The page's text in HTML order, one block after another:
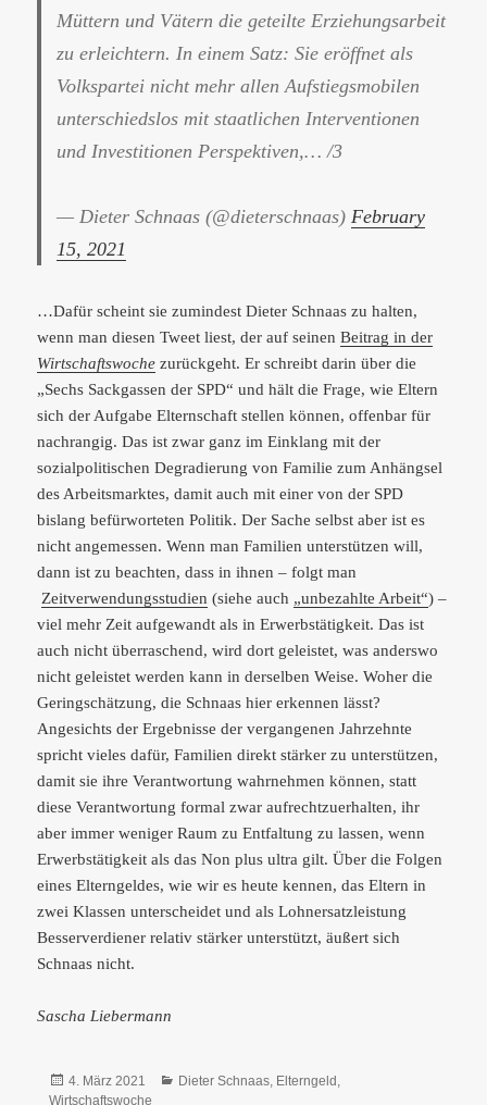
Müttern und Vätern die geteilte Erziehungsarbeit
zu erleichtern. In einem Satz: Sie eröffnet als
Volkspartei nicht mehr allen Aufstiegsmobilen
unterschiedslos mit staatlichen Interventionen
und Investitionen Perspektiven,… /3
— Dieter Schnaas (@dieterschnaas) February
15, 2021
…Dafür scheint sie zumindest Dieter Schnaas zu halten,
wenn man diesen Tweet liest, der auf seinenBeitrag in der
Wirtschaftswoche zurückgeht. Er schreibt darin über die
„Sechs Sackgassen der SPD“ und hält die Frage, wie Eltern
sich der Aufgabe Elternschaft stellen können, offenbar für
nachrangig. Das ist zwar ganz im Einklang mit der
sozialpolitischen Degradierung von Familie zum Anhängsel
des Arbeitsmarktes, damit auch mit einer von der SPD
bislang befürworteten Politik. Der Sache selbst aber ist es
nicht angemessen. Wenn man Familien unterstützen will,
dann ist zu beachten, dass in ihnen – folgt man
Zeitverwendungsstudien (siehe auch „unbezahlte Arbeit“) –
viel mehr Zeit aufgewandt als in Erwerbstätigkeit. Das ist
auch nicht überraschend, wird dort geleistet, was anderswo
nicht geleistet werden kann in derselben Weise. Woher die
Geringschätzung, die Schnaas hier erkennen lässt?
Angesichts der Ergebnisse der vergangenen Jahrzehnte
spricht vieles dafür, Familien direkt stärker zu unterstützen,
damit sie ihre Verantwortung wahrnehmen können, statt
diese Verantwortung formal zwar aufrechtzuerhalten, ihr
aber immer weniger Raum zu Entfaltung zu lassen, wenn
Erwerbstätigkeit als das Non plus ultra gilt. Über die Folgen
eines Elterngeldes, wie wir es heute kennen, das Eltern in
zwei Klassen unterscheidet und als Lohnersatzleistung
Besserverdiener relativ stärker unterstützt, äußert sich
Schnaas nicht.
Sascha Liebermann
Veröffentlicht
am
4. März 2021 Kategorien
Dieter Schnaas, Elterngeld
Wirtschaftswoche